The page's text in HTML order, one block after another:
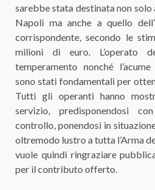
sarebbe stata destinata non
Napoli ma anche a quello
corrispondente, secondo le
milioni di euro.
temperamento nonché
sono stati fondamentali per
Tutti gli operanti hanno
servizio, predisponendosi
controllo, ponendosi in
oltremodo lustro a tutta l’Arma
vuole quindi ringraziare
per il contributo offerto.